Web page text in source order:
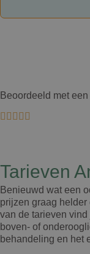
Beoordeeld met een
Tarieven
Benieuwd wat een
prijzen graag
van de tarieven
boven- of
behandeling en het